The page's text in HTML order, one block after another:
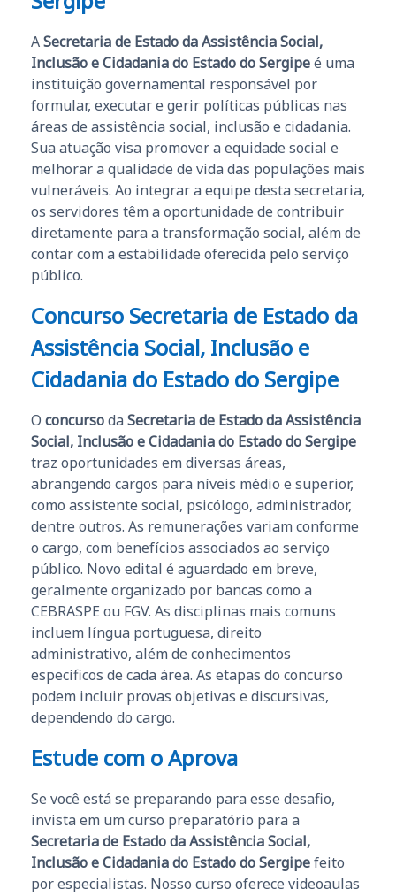
ASecretaria de Estado da Assistência Social,
Inclusão e Cidadania do Estado do Sergipeé uma
instituição governamental responsável por
formular, executar e gerir políticas públicas nas
áreas de assistência social, inclusão e cidadania.
Sua atuação visa promover a equidade social e
melhorar a qualidade de vida das populações mais
vulneráveis. Ao integrar a equipe desta secretaria,
os servidores têm a oportunidade de contribuir
diretamente para a transformação social, além de
contar com a estabilidade oferecida pelo serviço
público.
Concurso Secretaria de Estado da
Assistência Social, Inclusão e
Cidadania do Estado do Sergipe
O concursoda Secretaria de Estado da Assistência
Social, Inclusão e Cidadania do Estado do Sergipe
traz oportunidades em diversas áreas,
abrangendo cargos para níveis médio e superior,
como assistente social, psicólogo, administrador,
dentre outros. As remunerações variam conforme
o cargo, com benefícios associados ao serviço
público. Novo edital é aguardado em breve,
geralmente organizado por bancas como a
CEBRASPE ou FGV. As disciplinas mais comuns
incluem língua portuguesa, direito
administrativo, além de conhecimentos
específicos de cada área. As etapas do concurso
podem incluir provas objetivas e discursivas,
dependendo do cargo.
Estude com o Aprova
Se você está se preparando para esse desafio,
invista em um curso preparatório para a
Secretaria de Estado da Assistência Social,
Inclusão e Cidadania do Estado do Sergipefeito
por especialistas. Nosso curso oferece videoaulas